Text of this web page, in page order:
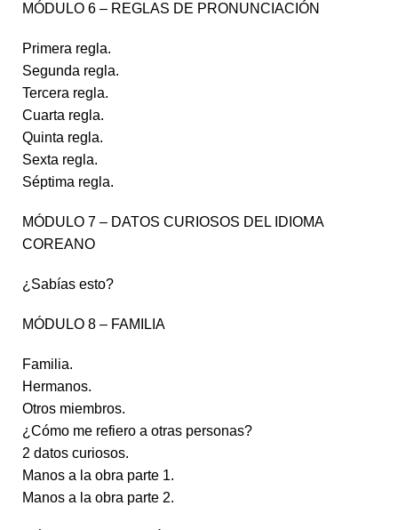
MÓDULO 6 – REGLAS DE PRONUNCIACIÓN
Primera regla.
Segunda regla.
Tercera regla.
Cuarta regla.
Quinta regla.
Sexta regla.
Séptima regla.
MÓDULO 7 – DATOS CURIOSOS DEL IDIOMA
COREANO
¿Sabías esto?
MÓDULO 8 – FAMILIA
Familia.
Hermanos.
Otros miembros.
¿Cómo me refiero a otras personas?
2 datos curiosos.
Manos a la obra parte 1.
Manos a la obra parte 2.